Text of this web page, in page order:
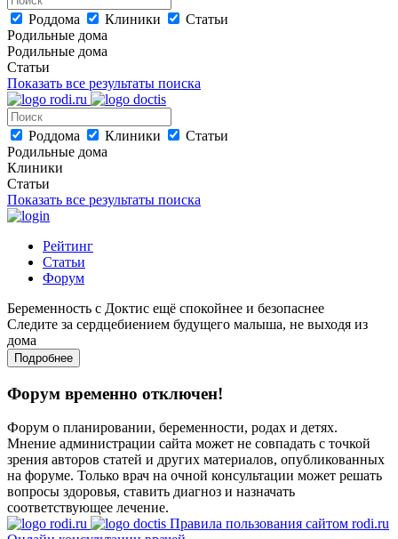
Роддома Клиники
Статьи
Родильные дома
Родильные дома
Статьи
Показать все результаты поиска
Роддома Клиники
Статьи
Родильные дома
Клиники
Статьи
Показать все результаты поиска
Рейтинг
Статьи
Форум
Беременность с Доктис ещё спокойнее и безопаснее
Следите за сердцебиением будущего малыша, не выходя из
дома
Подробнее
Форум временно отключен!
Форум о планировании, беременности, родах и детях.
Мнение администрации сайта может не совпадать с точкой
зрения авторов статей и других материалов, опубликованных
на форуме. Только врач на очной консультации может решать
вопросы здоровья, ставить диагноз и назначать
соответствующее лечение.
Правила пользования сайтом rodi.ru